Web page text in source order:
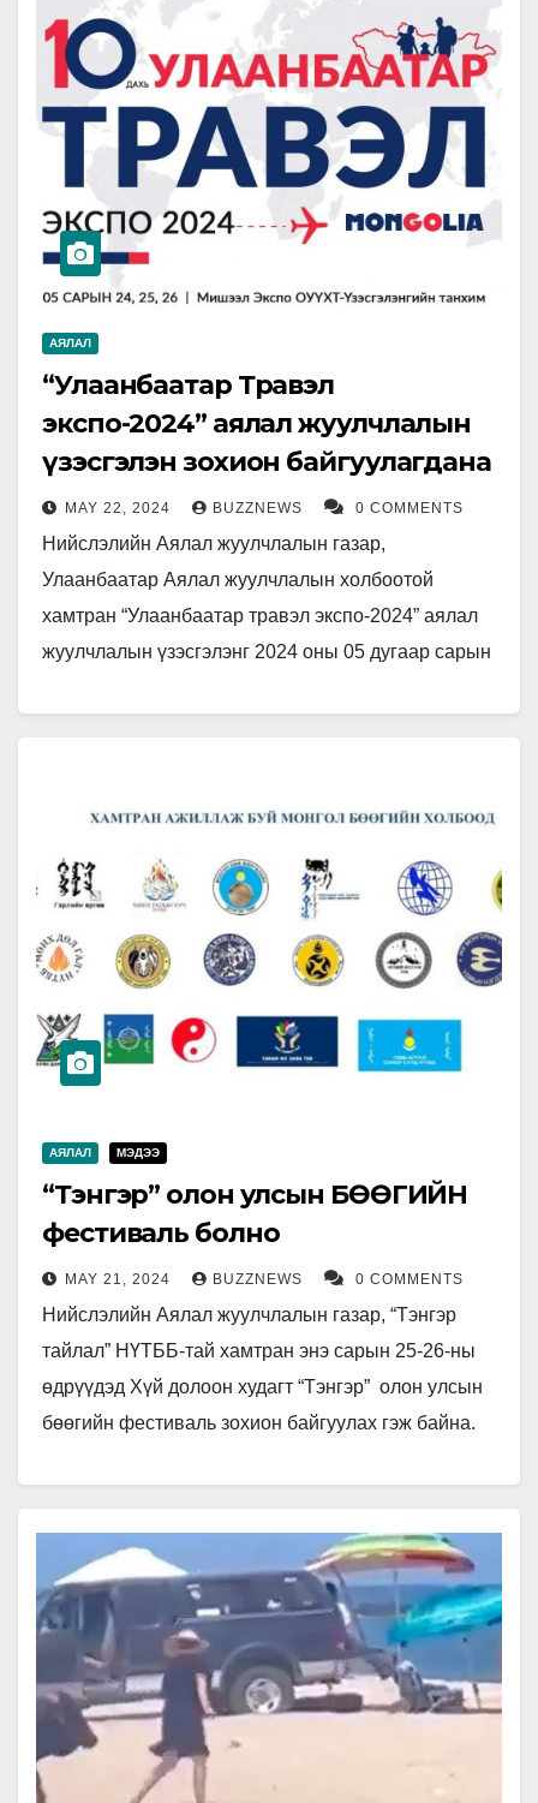
АЯЛАЛ
“Улаанбаатар Травэл
экспо-2024” аялал жуулчлалын
үзэсгэлэн зохион байгуулагдана
MAY 22, 2024 BUZZNEWS 0 COMMENTS
Нийслэлийн Аялал жуулчлалын газар,
Улаанбаатар Аялал жуулчлалын холбоотой
хамтран “Улаанбаатар травэл экспо-2024” аялал
жуулчлалын үзэсгэлэнг 2024 оны 05 дугаар сарын
АЯЛАЛ МЭДЭЭ
“Тэнгэр” олон улсын БӨӨГИЙН
фестиваль болно
MAY 21, 2024 BUZZNEWS 0 COMMENTS
Нийслэлийн Аялал жуулчлалын газар, “Тэнгэр
тайлал” НҮТББ-тай хамтран энэ сарын 25-26-ны
өдрүүдэд Хүй долоон худагт “Тэнгэр” олон улсын
бөөгийн фестиваль зохион байгуулах гэж байна.